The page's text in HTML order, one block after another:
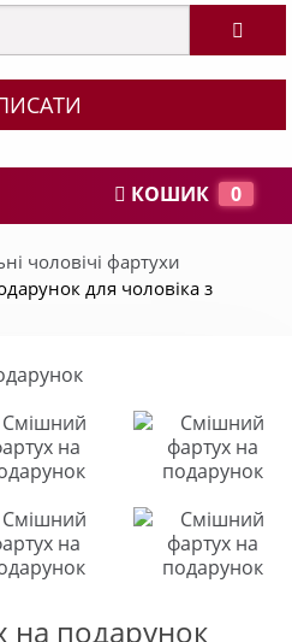
КОШИК 0
чоловічі фартухи
для чоловіка з
на подарунок